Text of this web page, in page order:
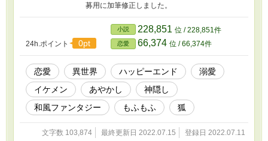
募用に加筆修正しました。
24h.ポイント 0pt
小説 228,851 位 / 228,851件
恋愛 66,374 位 / 66,374件
恋愛 異世界 ハッピーエンド
溺愛
イケメン
あやかし
神隠し
和風ファンタジー
もふもふ 狐
文字数 103,874 最終更新日 2022.07.15 登録日 2022.07.11